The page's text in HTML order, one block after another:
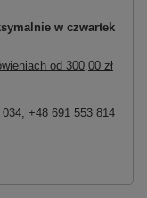
w czwartek
od 300,00 zł
+48 691 553 814